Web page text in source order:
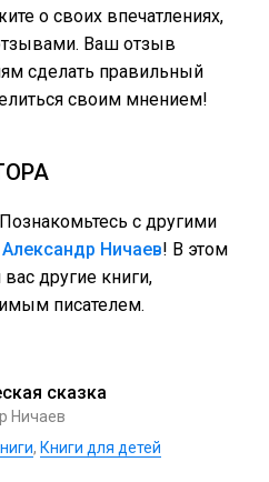
о своих впечатлениях,
Ваш отзыв
сделать правильный
своим мнением!
с другими
Александр Ничаев! В этом
другие книги,
писателем.
сказка
Ничаев
, Книги для детей